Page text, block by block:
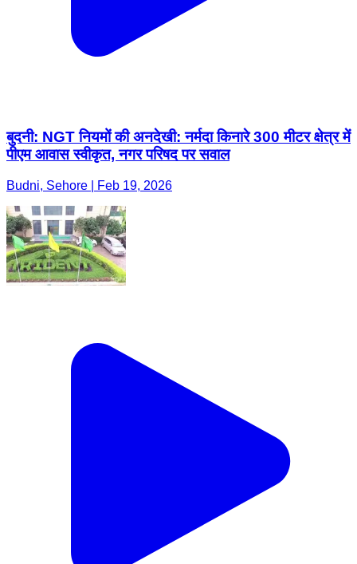
बुदनी: NGT नियमों की अनदेखी: नर्मदा किनारे 300 मीटर क्षेत्र में
पीएम आवास स्वीकृत, नगर परिषद पर सवाल
Budni, Sehore | Feb 19, 2026